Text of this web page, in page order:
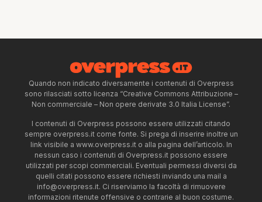
Quando non indicato diversamente i contenuti di Overpress
sono rilasciati sotto licenza “Creative Commons Attribuzione –
Non commerciale – Non opere derivate 3.0 Italia License”.
I contenuti di Overpress possono essere utilizzati citando
sempre overpress.it come fonte. Si prega di inserire inoltre un
link visibile a www.overpress.it o alla pagina dell’articolo. In
nessun caso i contenuti di Overpress.it possono essere
utilizzati per scopi commerciali. Eventuali permessi diversi da
quelli citati possono essere richiesti inviando una mail a
info@overpress.it. Ci riserviamo la facoltà di rimuovere
informazioni ritenute offensive o contrarie al buon costume.